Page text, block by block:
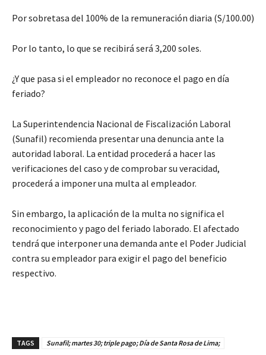
Por sobretasa del 100% de la remuneración diaria (S/100.00)
Por lo tanto, lo que se recibirá será 3,200 soles.
¿Y que pasa si el empleador no reconoce el pago en día
feriado?
La Superintendencia Nacional de Fiscalización Laboral
(Sunafil) recomienda presentar una denuncia ante la
autoridad laboral. La entidad procederá a hacer las
verificaciones del caso y de comprobar su veracidad,
procederá a imponer una multa al empleador.
Sin embargo, la aplicación de la multa no significa el
reconocimiento y pago del feriado laborado. El afectado
tendrá que interponer una demanda ante el Poder Judicial
contra su empleador para exigir el pago del beneficio
respectivo.
TAGS Sunafil; martes 30; triple pago; Día de Santa Rosa de Lima;